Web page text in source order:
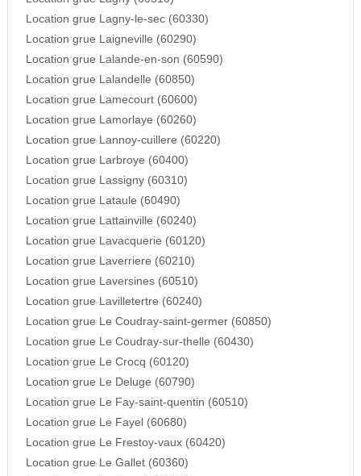
Location grue Lagny-le-sec (60330)
Location grue Laigneville (60290)
Location grue Lalande-en-son (60590)
Location grue Lalandelle (60850)
Location grue Lamecourt (60600)
Location grue Lamorlaye (60260)
Location grue Lannoy-cuillere (60220)
Location grue Larbroye (60400)
Location grue Lassigny (60310)
Location grue Lataule (60490)
Location grue Lattainville (60240)
Location grue Lavacquerie (60120)
Location grue Laverriere (60210)
Location grue Laversines (60510)
Location grue Lavilletertre (60240)
Location grue Le Coudray-saint-germer (60850)
Location grue Le Coudray-sur-thelle (60430)
Location grue Le Crocq (60120)
Location grue Le Deluge (60790)
Location grue Le Fay-saint-quentin (60510)
Location grue Le Fayel (60680)
Location grue Le Frestoy-vaux (60420)
Location grue Le Gallet (60360)